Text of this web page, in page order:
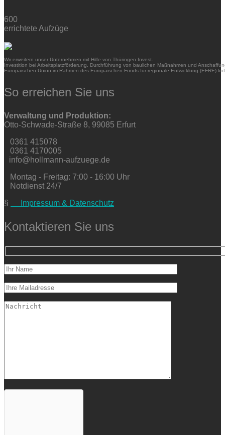
600
errichtete Aufzüge
Wir erweitern unser Unternehmen mit Hilfe von Thüringen Invest.
Investition bei Arbeitsplatzförderung. Durchführung von baulichen Maßnahmen und
Europäischen Union im Rahmen des Europäischen Fonds für regionale Entwicklung (EFRE)
So erreichen Sie uns
Verwaltung und Produktion:
Otto-Schwade-Straße 8, 99085 Erfurt
0361 415078
0361 4170005
info@hollmann-aufzuege.de
Montag - Freitag: 7:00 - 16:00 Uhr
Notdienst 24/7
§
Impressum & Datenschutz
Kontaktieren Sie uns